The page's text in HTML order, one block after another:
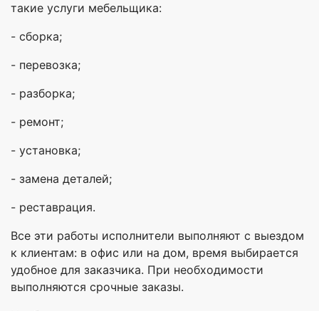
такие услуги мебельщика:
- сборка;
- перевозка;
- разборка;
- ремонт;
- установка;
- замена деталей;
- реставрация.
Все эти работы исполнители выполняют с выездом
к клиентам: в офис или на дом, время выбирается
удобное для заказчика. При необходимости
выполняются срочные заказы.